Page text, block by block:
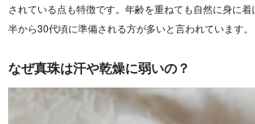
されている点も特徴です。年齢を重ねても自然に身に
半から30代頃に準備される方が多いと言われています。
なぜ真珠は汗や乾燥に弱いの？